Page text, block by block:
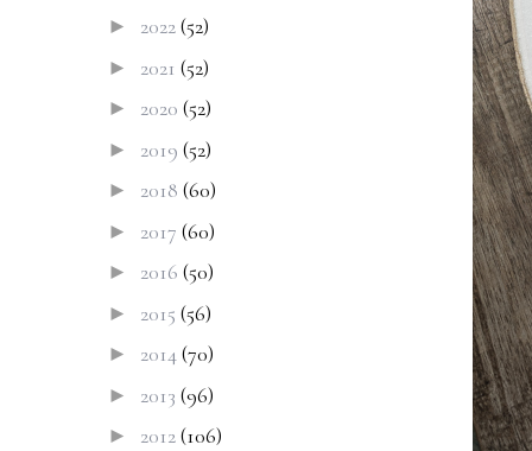
► 2022(52)
► 2021 (52)
► 2020 (52)
► 2019 (52)
► 2018 (60)
► 2017 (60)
► 2016 (50)
► 2015 (56)
► 2014(70)
► 2013 (96)
► 2012(106)